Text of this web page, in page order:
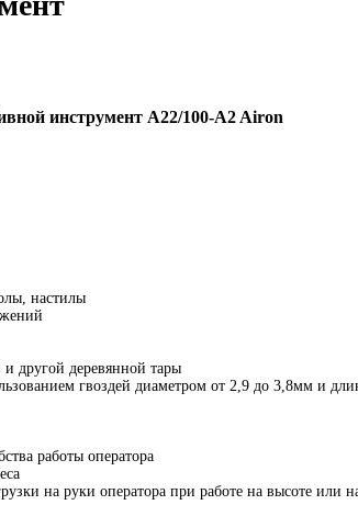
инструмент A22/100-A2 Airon
настилы
другой деревянной тары
гвоздей диаметром от 2,9 до 3,8мм и
работы оператора
на руки оператора при работе на высоте или